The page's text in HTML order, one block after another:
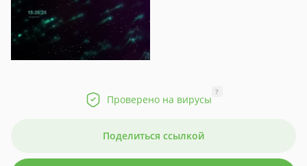
Проверено на вирусы
?
Поделиться ссылкой